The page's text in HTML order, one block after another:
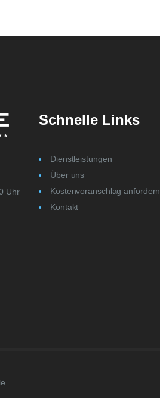
Uhr
Schnelle Links
Dienstleistungen
Über uns
Kostenvoranschlag anfordern
Kontakt